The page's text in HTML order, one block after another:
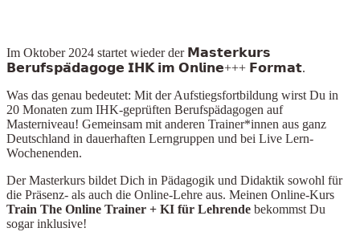
Im Oktober 2024 startet wieder der 𝗠𝗮𝘀𝘁𝗲𝗿𝗸𝘂𝗿𝘀
𝗕𝗲𝗿𝘂𝗳𝘀𝗽𝗮̈𝗱𝗮𝗴𝗼𝗴𝗲 𝗜𝗛𝗞 𝗶𝗺 𝗢𝗻𝗹𝗶𝗻𝗲+++ 𝗙𝗼𝗿𝗺𝗮𝘁.
Was das genau bedeutet: Mit der Aufstiegsfortbildung wirst Du in
20 Monaten zum IHK-geprüften Berufspädagogen auf
Masterniveau! Gemeinsam mit anderen Trainer*innen aus ganz
Deutschland in dauerhaften Lerngruppen und bei Live Lern-
Wochenenden.
Der Masterkurs bildet Dich in Pädagogik und Didaktik sowohl für
die Präsenz- als auch die Online-Lehre aus. Meinen Online-Kurs
Train The Online Trainer + KI für Lehrende bekommst Du
sogar inklusive!